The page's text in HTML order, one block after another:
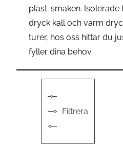
plast-smaken. Isolerade
dryck kall och varm
turer, hos oss hittar du
fyller dina behov.
Filtrera